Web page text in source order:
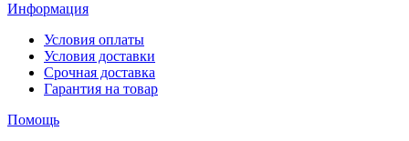
Информация
Условия оплаты
Условия доставки
Срочная доставка
Гарантия на товар
Помощь